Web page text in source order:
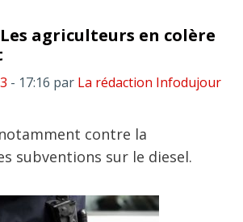
agriculteurs en colère
- 17:16 par La rédaction Infodujour
contre la
subventions sur le diesel.